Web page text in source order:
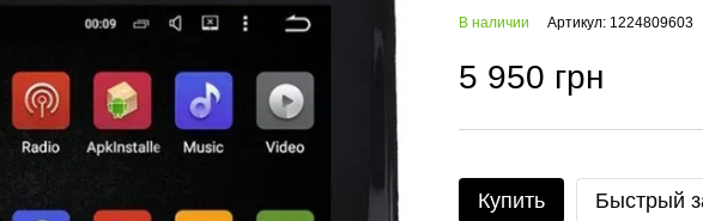
В наличии Артикул: 1224809603
5 950 грн
Купить Быстрый